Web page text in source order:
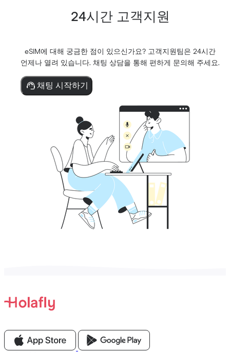
24시간 고객지원
eSIM에 대해 궁금한 점이 있으신가요? 고객지원팀은 24시간
언제나 열려 있습니다. 채팅 상담을 통해 편하게 문의해 주세요.
채팅 시작하기